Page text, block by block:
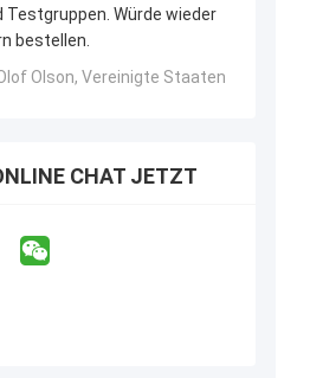
Testgruppen. Würde wieder
bestellen.
Olson, Vereinigte Staaten
CHAT JETZT